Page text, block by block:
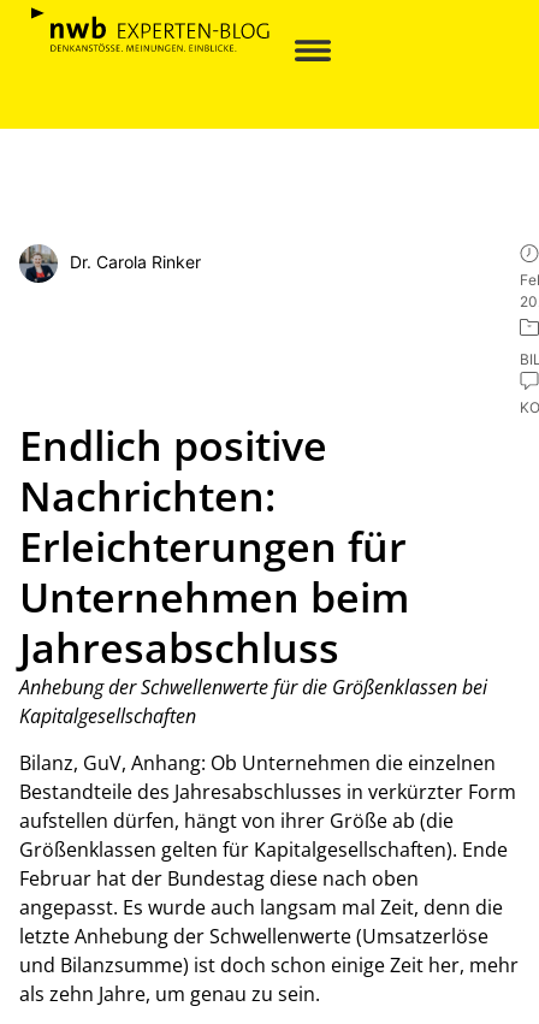
Dr. Carola Rinker
Endlich positive
Nachrichten:
Erleichterungen für
Unternehmen beim
Jahresabschluss
Anhebung der Schwellenwerte für die Größenklassen bei
Kapitalgesellschaften
Bilanz, GuV, Anhang: Ob Unternehmen die einzelnen
Bestandteile des Jahresabschlusses in verkürzter Form
aufstellen dürfen, hängt von ihrer Größe ab (die
Größenklassen gelten für Kapitalgesellschaften). Ende
Februar hat der Bundestag diese nach oben
angepasst. Es wurde auch langsam mal Zeit, denn die
letzte Anhebung der Schwellenwerte (Umsatzerlöse
und Bilanzsumme) ist doch schon einige Zeit her, mehr
als zehn Jahre, um genau zu sein.